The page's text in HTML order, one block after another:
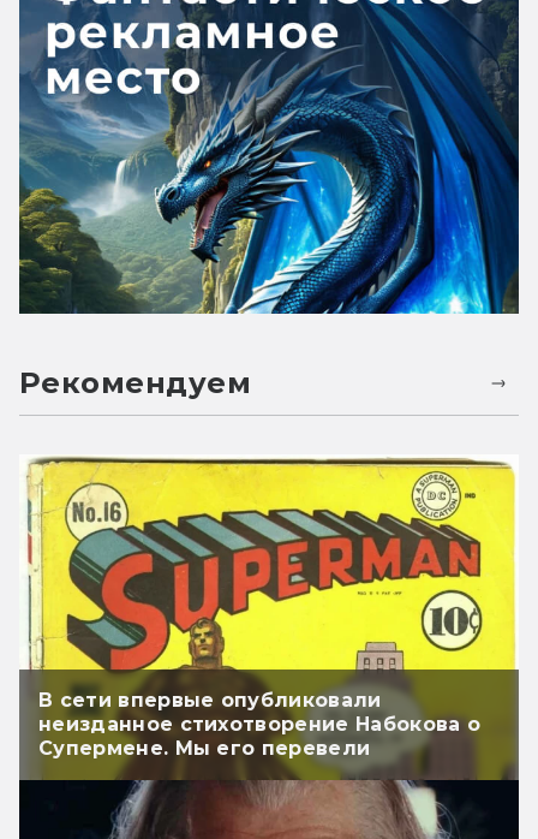
Рекомендуем
В сети впервые опубликовали
неизданное стихотворение Набокова о
Супермене. Мы его перевели